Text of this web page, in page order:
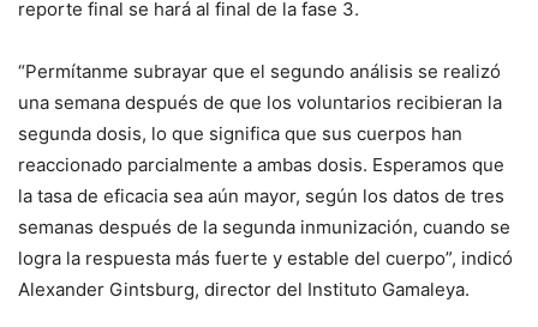
reporte final se hará al final de la fase 3.
“Permítanme subrayar que el segundo análisis se realizó
una semana después de que los voluntarios recibieran la
segunda dosis, lo que significa que sus cuerpos han
reaccionado parcialmente a ambas dosis. Esperamos que
la tasa de eficacia sea aún mayor, según los datos de tres
semanas después de la segunda inmunización, cuando se
logra la respuesta más fuerte y estable del cuerpo”, indicó
Alexander Gintsburg, director del Instituto Gamaleya.